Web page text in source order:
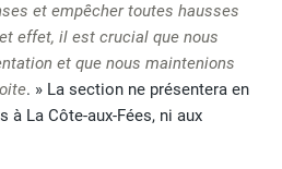
et empêcher toutes hausses
effet, il est crucial que nous
et que nous maintenions
. » La section ne présentera en
à La Côte-aux-Fées, ni aux